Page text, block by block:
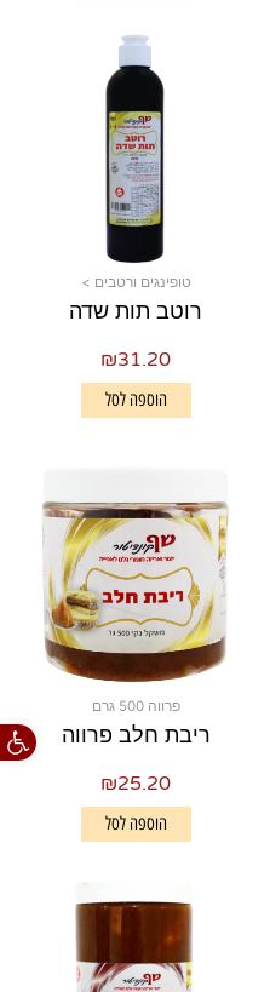
פתח
טופינגים ורטבים >
רוטב תות שדה
₪31.20
הוספה לסל
פרווה 500 גרם
ריבת חלב פרווה
₪25.20
הוספה לסל